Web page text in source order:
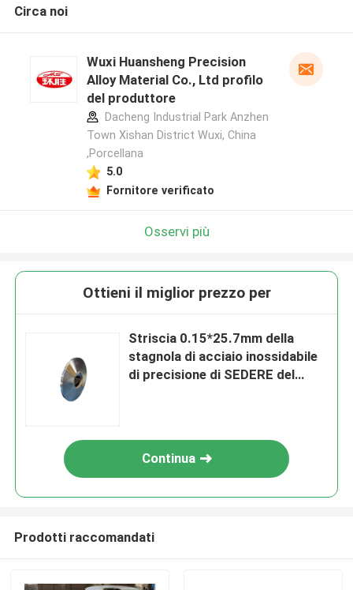
Circa noi
Wuxi Huansheng Precision
Alloy Material Co., Ltd profilo
del produttore
Dacheng Industrial Park Anzhen
Town Xishan District Wuxi, China
,Porcellana
5.0
Fornitore verificato
Osservi più
Ottieni il miglior prezzo per
Striscia 0.15*25.7mm della
stagnola di acciaio inossidabile
di precisione di SEDERE del
Continua
Prodotti raccomandati